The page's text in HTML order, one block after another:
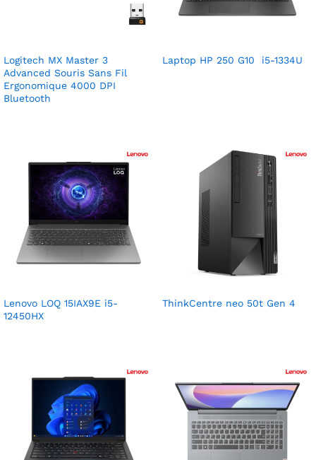
Logitech MX Master 3
Advanced Souris Sans Fil
Ergonomique 4000 DPI
Bluetooth
Laptop HP 250 G10 i5-1334U
Lenovo LOQ 15IAX9E i5-
12450HX
ThinkCentre neo 50t Gen 4